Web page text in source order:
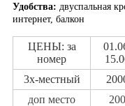
Удобства: двуспальная
интернет, балкон
ЦЕНЫ: за
номер
3х-местный
доп место
200